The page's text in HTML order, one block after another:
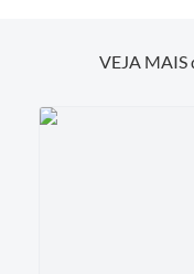
VEJA MAIS